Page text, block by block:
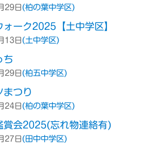
29日(柏の葉中学区)
ォーク2025【土中学区】
13日(土中学区)
ち
29日(柏五中学区)
まつり
24日(柏の葉中学区)
賞会2025(忘れ物連絡有)
27日(田中中学区)